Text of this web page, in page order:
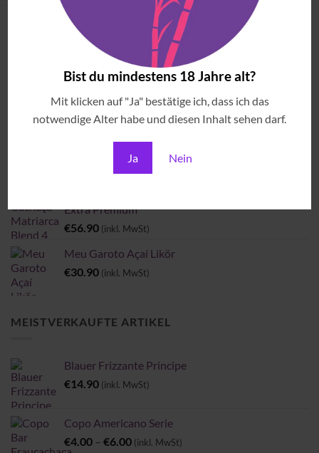
Bist du mindestens 18 Jahre alt?
Mit klicken auf "Ja" bestätige ich, dass ich das
notwendige Alter habe und diesen Inhalt sehen darf.
Ja Nein
ANGESEHENE ARTIKEL
Brazilian Sounds & Cocktails
€ 69.00 (inkl. MwSt)
(inkl. MwSt)
Extra Premium
€56.90 (inkl. MwSt)
Meu Garoto Açaí Likör
€30.90 (inkl. MwSt)
MEISTVERKAUFTE ARTIKEL
Blauer Frizzante Principe
€14.90 (inkl. MwSt)
Copo Americano Serie
€4.00 – €6.00Preisspanne:
(inkl. MwSt)